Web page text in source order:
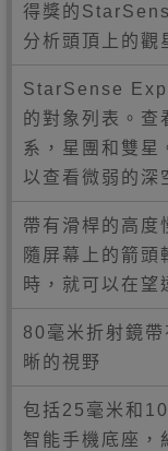
得獎的
分析頭頂上的觀
StarSense
的對象列表。查
系，星團和雙星
以查看微弱的深
帶有滑桿的高度
隨屏幕上的箭頭
時，就可以在望
80毫米折射鏡
晰的視野
包括25毫米和
智能手機底座，